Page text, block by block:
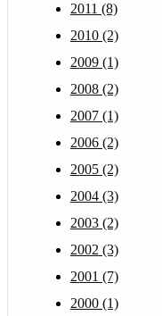
2011 (8)
2010 (2)
2009 (1)
2008 (2)
2007 (1)
2006 (2)
2005 (2)
2004 (3)
2003 (2)
2002 (3)
2001 (7)
2000 (1)